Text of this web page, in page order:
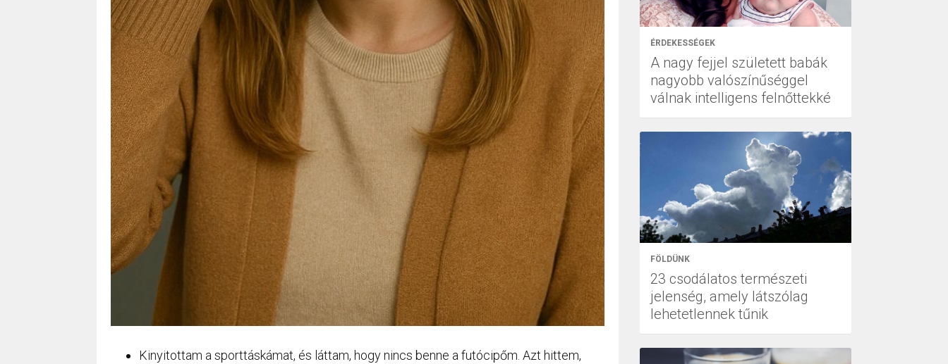
Kinyitottam a sporttáskámat, és láttam, hogy nincs benne a futócipőm. Azt hittem,
ÉRDEKESSÉGEK
A nagy fejjel született babák
nagyobb valószínűséggel
válnak intelligens felnőttekké
FÖLDÜNK
23 csodálatos természeti
jelenség, amely látszólag
lehetetlennek tűnik